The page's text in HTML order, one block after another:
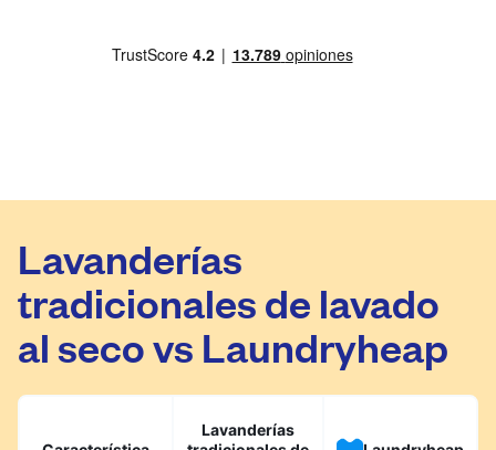
Lavanderías
tradicionales de lavado
al seco vs Laundryheap
Lavanderías